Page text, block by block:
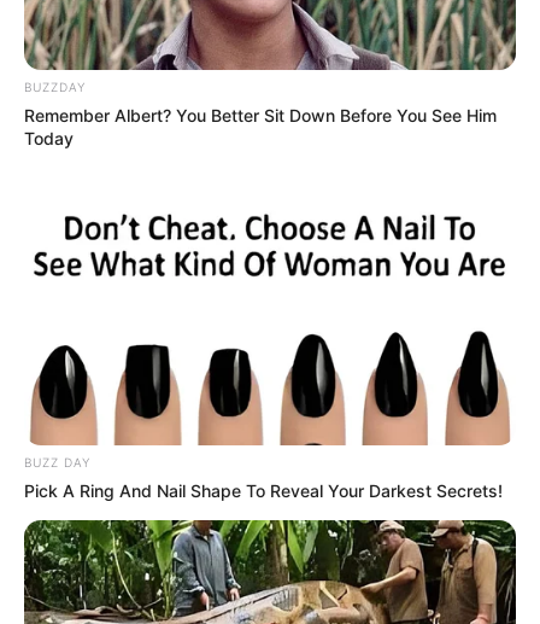
Ambyar! 10 Kalimat Baper
Pakai Bahasa Jawa Ini Bikin
Galau Abis
Fail! 10 Potret Makanan Gagal
Dimasak yang Bikin Kamu
Nggak Selera
BUZZDAY
Remember Albert? You Better Sit Down Before You See Him
Today
BUZZ DAY
Pick A Ring And Nail Shape To Reveal Your Darkest Secrets!